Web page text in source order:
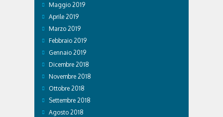
Maggio 2019
Aprile 2019
Marzo 2019
Febbraio 2019
Gennaio 2019
Dicembre 2018
Novembre 2018
Ottobre 2018
Settembre 2018
Agosto 2018